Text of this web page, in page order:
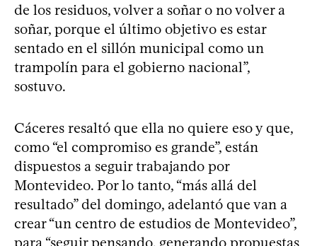
de los residuos, volver a soñar o no volver a
soñar, porque el último objetivo es estar
sentado en el sillón municipal como un
trampolín para el gobierno nacional”,
sostuvo.
Cáceres resaltó que ella no quiere eso y que,
como “el compromiso es grande”, están
dispuestos a seguir trabajando por
Montevideo. Por lo tanto, “más allá del
resultado” del domingo, adelantó que van a
crear “un centro de estudios de Montevideo”,
para “seguir pensando, generando propuestas